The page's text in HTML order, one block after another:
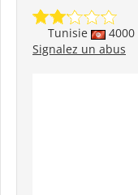
Tunisie 4000
Signalez un abus